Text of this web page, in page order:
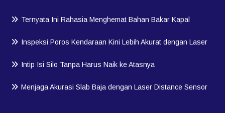
Ternyata Ini Rahasia Menghemat Bahan Bakar Kapal
Inspeksi Poros Kendaraan Kini Lebih Akurat dengan Laser
Intip Isi Silo Tanpa Harus Naik ke Atasnya
Menjaga Akurasi Slab Baja dengan Laser Distance Sensor